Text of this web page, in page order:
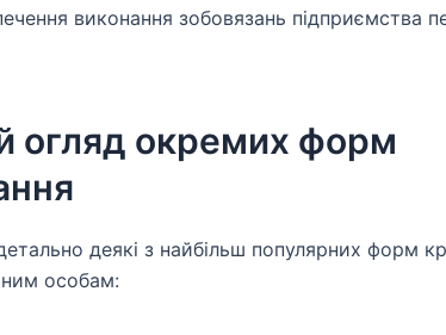
виконання зобовязань підприємства
огляд окремих форм
деякі з найбільш популярних форм
особам: